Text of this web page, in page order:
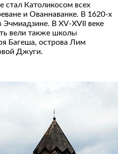
стал Католикосом всех
и Ованнаванке. В 1620-х
Эчмиадзине. В XV-XVII веке
вели также школы
Багеша, острова Лим
Джуги.